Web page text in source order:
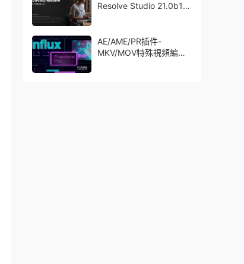
Resolve Studio 21.0b1
AE/AME/PR插件-
MKV/MOV特殊視頻編碼